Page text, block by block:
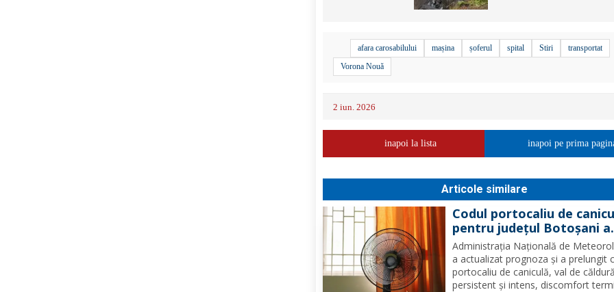
afara carosabilului mașina șoferul spital Stiri
transportat
Vorona Nouă
2 iun. 2026
inapoi la lista inapoi pe prima
Articole similare
Codul portocaliu de
pentru județul Botoșani a
fost prelungit
Administrația Națională de
a actualizat prognoza și a prelungit
portocaliu de caniculă, val de căldură
persistent și intens, discomfort